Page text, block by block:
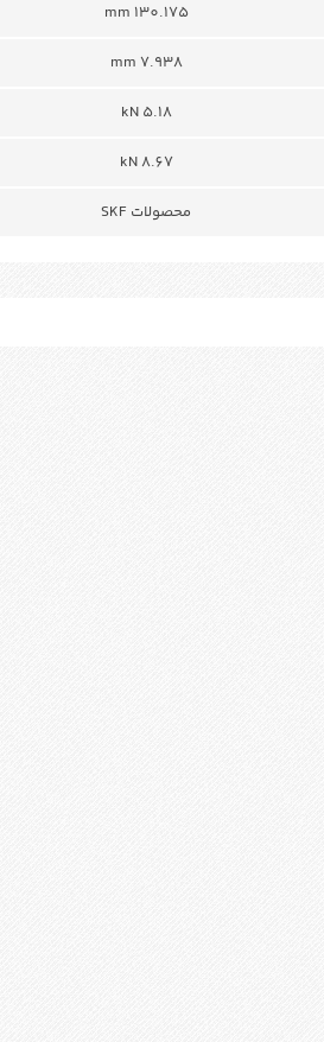
130.175 mm
7.938 mm
5.18 kN
8.67 kN
محصولات SKF